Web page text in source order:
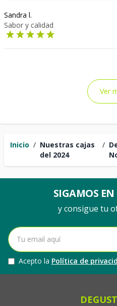
Inicio / Nuestras cajas
del 2024
/
Sandra l.
Sabor y calidad
Ver
SIGAMOS
y consigue tu
Acepto la Política de